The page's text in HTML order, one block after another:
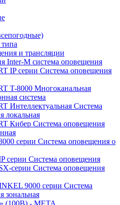
и трансляции
Inter-M система оповещения
IP серии Система оповещения
T-8000 Многоканальная
система
Интеллектуальная Система
локальная
Кибер Система оповещения
серии Система оповещения о
серии Система оповещения
серии Система оповещения
9000 серии Система
зональная
(100В) - МЕТА